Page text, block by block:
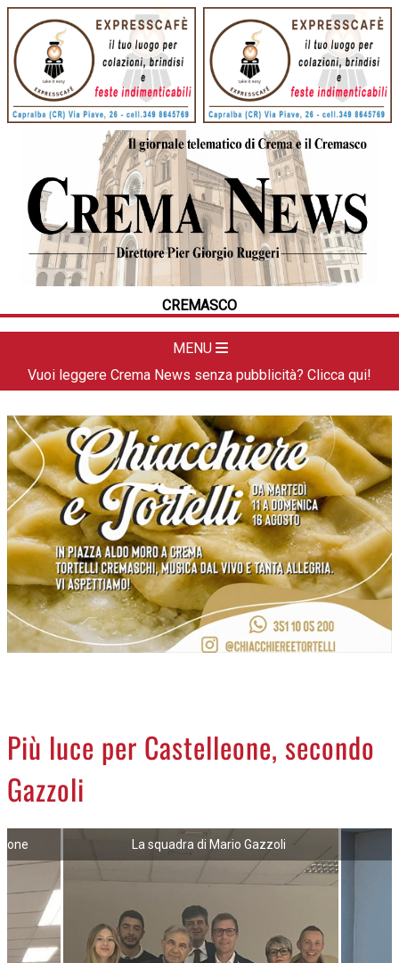
CREMASCO
MENU
HOME
CRONACA
POLITICA
LA FOTO
DAL TERRITORIO
APPUNTAMENTI
CREMASCO
OROSCOPO
LA PIAZZA
ANIMALI
NECROLOGI
ACCEDI
Vuoi leggere Crema News senza pubblicità? Clicca qui!
Più luce per Castelleone, secondo
Gazzoli
La squadra di Mario Gazzoli